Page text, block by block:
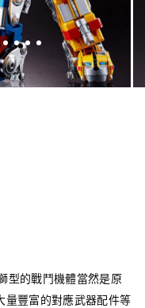
型的戰鬥機體當然是原
量豐富的對應武器配件等